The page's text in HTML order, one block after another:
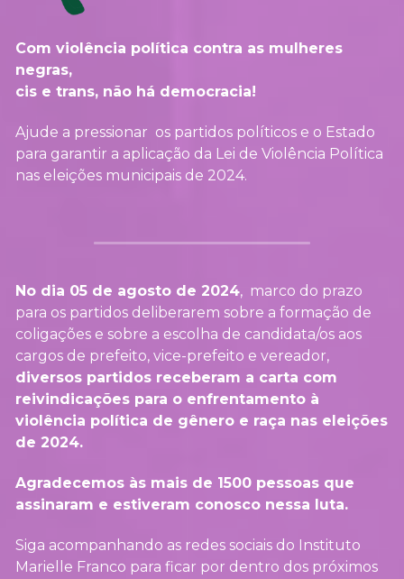
Com violência política contra as mulheres
negras,
Ajude a pressionar  os partidos políticos e o Estado
para garantir a aplicação da Lei de Violência Política
nas eleições municipais de 2024.
No dia 05 de agosto de 2024,  marco do prazo
para os partidos deliberarem sobre a formação de
coligações e sobre a escolha de candidata/os aos
cargos de prefeito, vice-prefeito e vereador,
diversos partidos receberam a carta com
reivindicações para o enfrentamento à
violência política de gênero e raça nas eleições
de 2024.
Agradecemos às mais de 1500 pessoas que
assinaram e estiveram conosco nessa luta.
Siga acompanhando as redes sociais do Instituto
Marielle Franco para ficar por dentro dos próximos